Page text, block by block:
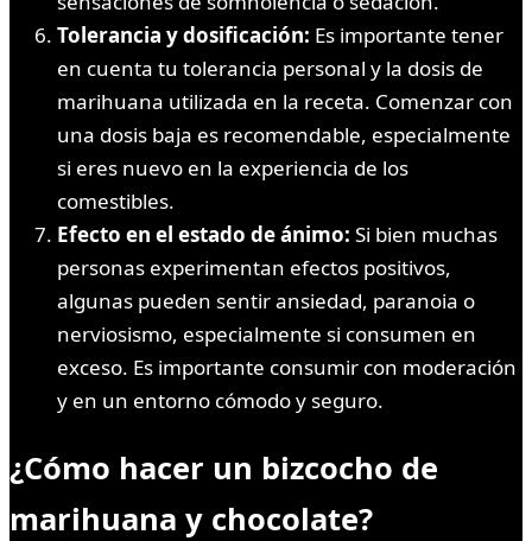
Tolerancia y dosificación: Es importante tener
en cuenta tu tolerancia personal y la dosis de
marihuana utilizada en la receta. Comenzar con
una dosis baja es recomendable, especialmente
si eres nuevo en la experiencia de los
comestibles.
Efecto en el estado de ánimo: Si bien muchas
personas experimentan efectos positivos,
algunas pueden sentir ansiedad, paranoia o
nerviosismo, especialmente si consumen en
exceso. Es importante consumir con moderación
y en un entorno cómodo y seguro.
¿Cómo hacer un bizcocho de
marihuana y chocolate?